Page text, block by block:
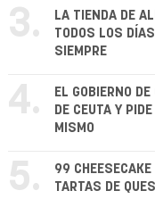
3.
LA TIENDA DE
TODOS LOS
SIEMPRE
4.
EL GOBIERNO
DE CEUTA Y
MISMO
5.
99
TARTAS DE